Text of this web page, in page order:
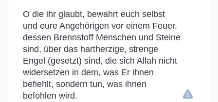
O die ihr glaubt, bewahrt euch selbst
und eure Angehörigen vor einem Feuer,
dessen Brennstoff Menschen und Steine
sind, über das hartherzige, strenge
Engel (gesetzt) sind, die sich Allah nicht
widersetzen in dem, was Er ihnen
befiehlt, sondern tun, was ihnen
befohlen wird.